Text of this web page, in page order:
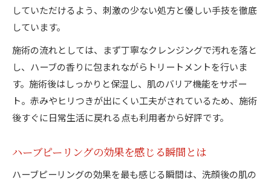
していただけるよう、刺激の少ない処方と優しい手技を徹底
しています。
施術の流れとしては、まず丁寧なクレンジングで汚れを落と
し、ハーブの香りに包まれながらトリートメントを行いま
す。施術後はしっかりと保湿し、肌のバリア機能をサポー
ト。赤みやヒリつきが出にくい工夫がされているため、施術
後すぐに日常生活に戻れる点も利用者から好評です。
ハーブピーリングの効果を感じる瞬間とは
ハーブピーリングの効果を最も感じる瞬間は、洗顔後の肌の